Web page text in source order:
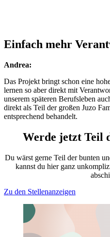
Einfach mehr
Andrea:
Das Projekt bringt schon eine
lernen so aber direkt mit
unserem späteren Berufsleben
direkt als Teil der großen Juzo
entsprechend behandelt.
Werde jetzt Teil
Du wärst gerne Teil der bunten
kannst du hier ganz
Zu den Stellenanzeigen